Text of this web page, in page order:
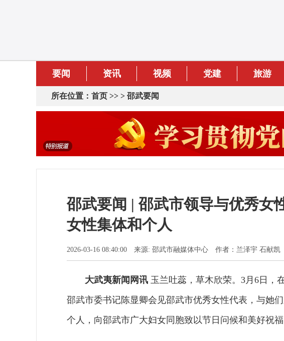
要闻 资讯 视频 党建 旅游
所在位置： 首页 >> > 邵武要闻
邵武要闻 | 邵武市领导与优秀女
女性集体和个人
2026-03-16 08:40:00 来源: 邵武市融媒体中心 作者：兰泽宇 石献凯
大武夷新闻网讯 玉兰吐蕊，草木欣荣。3月6日，
邵武市委书记陈显卿会见邵武市优秀女性代表，与她
个人，向邵武市广大妇女同胞致以节日问候和美好祝